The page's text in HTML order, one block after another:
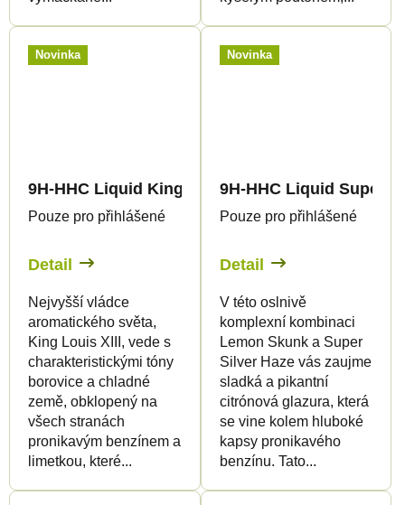
Novinka
9H-HHC Liquid King Luis XIII 1.500mg
Pouze pro přihlášené
Detail
Nejvyšší vládce
aromatického světa,
King Louis XIII, vede s
charakteristickými tóny
borovice a chladné
země, obklopený na
všech stranách
pronikavým benzínem a
limetkou, které...
Novinka
9H-HHC Liquid Super
Pouze pro přihlášené
Detail
V této oslnivě
komplexní kombinaci
Lemon Skunk a Super
Silver Haze vás zaujme
sladká a pikantní
citrónová glazura, která
se vine kolem hluboké
kapsy pronikavého
benzínu. Tato...